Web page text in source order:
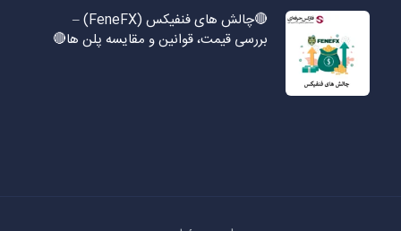
🔴چالش های فنفیکس (FeneFX) –
بررسی قیمت، قوانین و مقایسه پلن ها🔴